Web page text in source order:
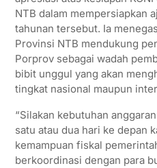
NTB dalam mempersiapkan
tahunan tersebut. Ia
Provinsi NTB mendukung
Porprov sebagai wadah
bibit unggul yang akan
tingkat nasional maupun
“Silakan kebutuhan
satu atau dua hari ke depan
kemampuan fiskal
berkoordinasi dengan para